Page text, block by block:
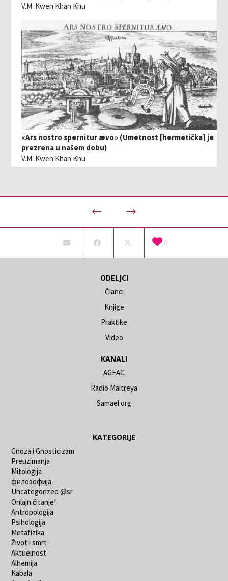
V.M. Kwen Khan Khu
«Ars nostro spernitur ævo» (Umetnost [hermetička] je
prezrena u našem dobu)
V.M. Kwen Khan Khu
0
ODELJCI
Članci
Knjige
Praktike
Video
KANALI
AGEAC
Radio Maitreya
Samael.org
KATEGORIJE
Gnoza i Gnosticizam
Preuzimanja
Mitologija
филозофија
Uncategorized @sr
Onlajn čitanje!
Antropologija
Psihologija
Metafizika
Život i smrt
Aktuelnost
Alhemija
Kabala